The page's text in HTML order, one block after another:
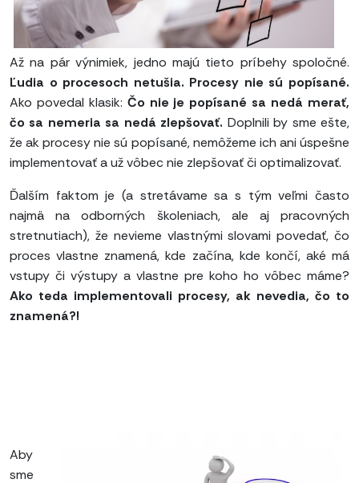
Až na pár výnimiek, jedno majú tieto príbehy spoločné.
Ľudia o procesoch netušia. Procesy nie sú popísané.
Ako povedal klasik: Čo nie je popísané sa nedá merať,
čo sa nemeria sa nedá zlepšovať. Doplnili by sme ešte,
že ak procesy nie sú popísané, nemôžeme ich ani úspešne
implementovať a už vôbec nie zlepšovať či optimalizovať.
Ďalším faktom je (a stretávame sa s tým veľmi často
najmä na odborných školeniach, ale aj pracovných
stretnutiach), že nevieme vlastnými slovami povedať, čo
proces vlastne znamená, kde začína, kde končí, aké má
vstupy či výstupy a vlastne pre koho ho vôbec máme?
Ako teda implementovali procesy, ak nevedia, čo to
znamená?!
Aby
sme